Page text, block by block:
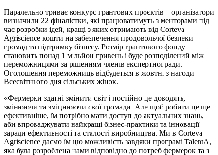
Паралельно триває конкурс грантових проєктів – організатори
визначили 22 фіналістки, які працюватимуть з менторами під
час розробки ідей, кращі з яких отримають від Corteva
Agriscience кошти на забезпечення продовольчої безпеки
громад та підтримку бізнесу. Розмір грантового фонду
становить понад 1 мільйон гривень і буде розподілений між
переможницями за рішенням членів експертної ради.
Оголошення переможниць відбудеться в жовтні з нагоди
Всесвітнього дня сільських жінок.
«Фермерки здатні змінити світ і постійно це доводять,
змінюючи та зміцнюючи свої громади. Але щоб робити це ще
ефективніше, їм потрібно мати доступ до актуальних знань,
аби впроваджувати найкращі бізнес-практики та інновації
заради ефективності та сталості виробництва. Ми в Corteva
Agriscience даємо їм цю можливість завдяки програмі TalentA,
яка була розроблена нами відповідно до потреб фермерок та з